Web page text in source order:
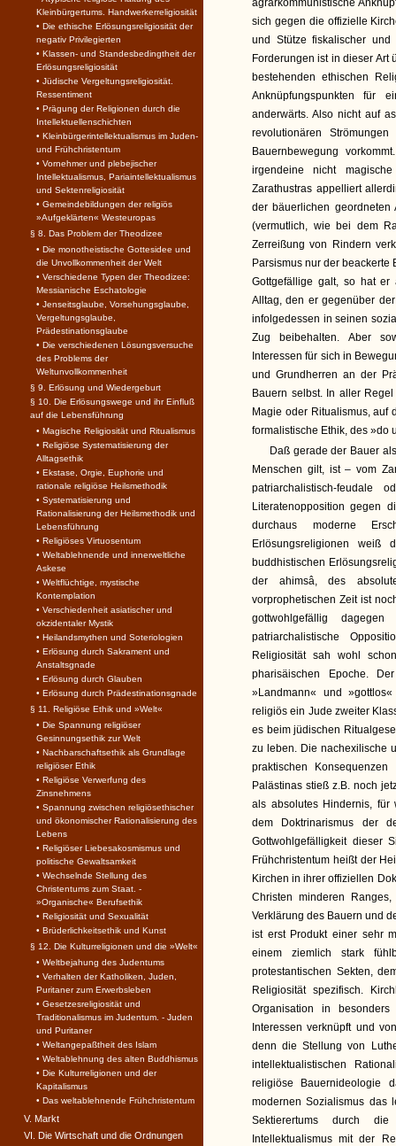
agrarkommunistische
sich gegen die offizielle
und Stütze fiskalischer und
Forderungen ist in dieser
bestehenden ethischen
Anknüpfungspunkten für
anderwärts. Also nicht auf
revolutionären
Bauernbewegung
irgendeine nicht
Zarathustras appelliert
der bäuerlichen
(vermutlich, wie bei dem
Zerreißung von Rindern
Parsismus nur der
Gottgefällige galt, so hat er
Alltag, den er gegenüber
infolgedessen in seinen
Zug beibehalten. Aber
Interessen für sich in
und Grundherren an der
Bauern selbst. In aller
Magie oder Ritualismus, auf
formalistische Ethik, des »do
Daß gerade der Bauer
Menschen gilt, ist – vom
patriarchalistisch-feudale
Literatenopposition gegen
durchaus moderne
Erlösungsreligionen weiß
buddhistischen
der ahimsâ, des
vorprophetischen Zeit ist
gottwohlgefällig
patriarchalistische
Religiosität sah wohl
pharisäischen Epoche.
»Landmann« und
religiös ein Jude zweiter
es beim jüdischen
zu leben. Die nachexilische
praktischen
Palästinas stieß z.B. noch
als absolutes Hindernis, für
dem Doktrinarismus der
Gottwohlgefälligkeit dieser
Frühchristentum heißt der
Kirchen in ihrer offiziellen
Christen minderen
Verklärung des Bauern und
ist erst Produkt einer sehr
einem ziemlich stark
protestantischen Sekten,
Religiosität spezifisch.
Organisation in
Interessen verknüpft und
denn die Stellung von
intellektualistischen
religiöse Bauernideologie
modernen Sozialismus das
Sektierertums durch
Intellektualismus mit der
Kleinbürgertums. Handwerkerreligiosität
• Die ethische Erlösungsreligiosität der
negativ Privilegierten
• Klassen- und Standesbedingtheit der
Erlösungsreligiosität
• Jüdische Vergeltungsreligiosität.
Ressentiment
• Prägung der Religionen durch die
Intellektuellenschichten
• Kleinbürgerintellektualismus im Juden-
und Frühchristentum
• Vornehmer und plebejischer
Intellektualismus, Pariaintellektualismus
und Sektenreligiosität
• Gemeindebildungen der religiös
»Aufgeklärten« Westeuropas
§ 8. Das Problem der Theodizee
• Die monotheistische Gottesidee und
die Unvollkommenheit der Welt
• Verschiedene Typen der Theodizee:
Messianische Eschatologie
• Jenseitsglaube, Vorsehungsglaube,
Vergeltungsglaube,
Prädestinationsglaube
• Die verschiedenen Lösungsversuche
des Problems der
Weltunvollkommenheit
§ 9. Erlösung und Wiedergeburt
§ 10. Die Erlösungswege und ihr Einfluß
auf die Lebensführung
• Magische Religiosität und Ritualismus
• Religiöse Systematisierung der
Alltagsethik
• Ekstase, Orgie, Euphorie und
rationale religiöse Heilsmethodik
• Systematisierung und
Rationalisierung der Heilsmethodik und
Lebensführung
• Religiöses Virtuosentum
• Weltablehnende und innerweltliche
Askese
• Weltflüchtige, mystische
Kontemplation
• Verschiedenheit asiatischer und
okzidentaler Mystik
• Heilandsmythen und Soteriologien
• Erlösung durch Sakrament und
Anstaltsgnade
• Erlösung durch Glauben
• Erlösung durch Prädestinationsgnade
§ 11. Religiöse Ethik und »Welt«
• Die Spannung religiöser
Gesinnungsethik zur Welt
• Nachbarschaftsethik als Grundlage
religiöser Ethik
• Religiöse Verwerfung des
Zinsnehmens
• Spannung zwischen religiösethischer
und ökonomischer Rationalisierung des
Lebens
• Religiöser Liebesakosmismus und
politische Gewaltsamkeit
• Wechselnde Stellung des
Christentums zum Staat. -
»Organische« Berufsethik
• Religiosität und Sexualität
• Brüderlichkeitsethik und Kunst
§ 12. Die Kulturreligionen und die »Welt«
• Weltbejahung des Judentums
• Verhalten der Katholiken, Juden,
Puritaner zum Erwerbsleben
• Gesetzesreligiosität und
Traditionalismus im Judentum. - Juden
und Puritaner
• Weltangepaßtheit des Islam
• Weltablehnung des alten Buddhismus
• Die Kulturreligionen und der
Kapitalismus
• Das weltablehnende Frühchristentum
V. Markt
VI. Die Wirtschaft und die Ordnungen